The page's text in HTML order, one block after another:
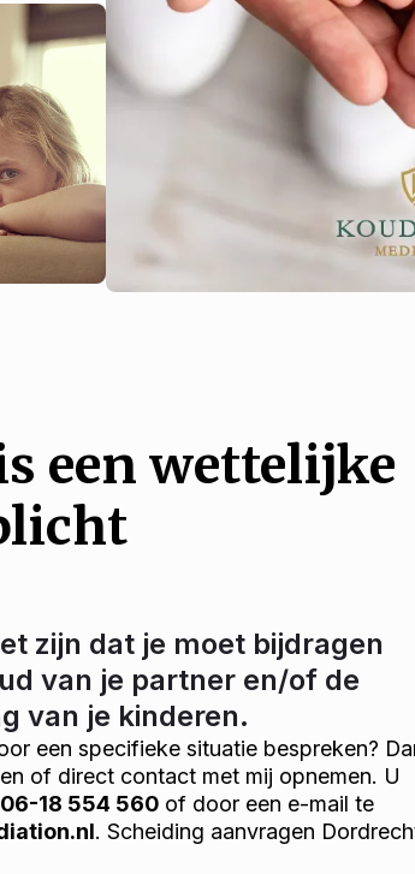
een wettelijke
zijn dat je moet bijdragen
van je partner en/of de
van je kinderen.
een specifieke situatie bespreken?
of direct contact met mij opnemen. U
06-18 554 560 of door een e-mail te
. Scheiding aanvragen